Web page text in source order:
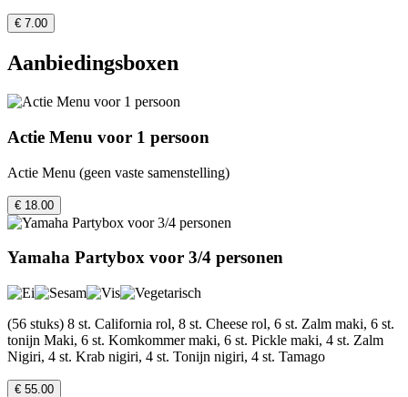
€ 7.00
Aanbiedingsboxen
Actie Menu voor 1 persoon
Actie Menu (geen vaste samenstelling)
€ 18.00
Yamaha Partybox voor 3/4 personen
(56 stuks) 8 st. California rol, 8 st. Cheese rol, 6 st. Zalm maki, 6 st.
tonijn Maki, 6 st. Komkommer maki, 6 st. Pickle maki, 4 st. Zalm
Nigiri, 4 st. Krab nigiri, 4 st. Tonijn nigiri, 4 st. Tamago
€ 55.00